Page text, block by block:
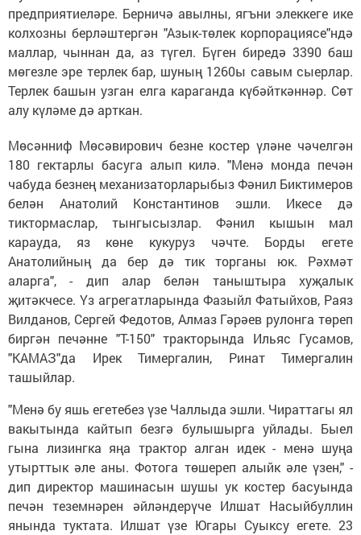
предприятиеләре. Берничә авылны, ягъни элеккеге ике
колхозны берләштергән "Азык-төлек корпорациясе"ндә
маллар, чыннан да, аз түгел. Бүген биредә 3390 баш
мөгезле эре терлек бар, шуның 1260ы савым сыерлар.
Терлек башын узган елга караганда күбәйткәннәр. Сөт
алу күләме дә арткан.
Мөсәнниф Мөсәвирович безне костер үләне чәчелгән
180 гектарлы басуга алып килә. "Менә монда печән
чабуда безнең механизаторларыбыз Фәнил Биктимеров
белән Анатолий Константинов эшли. Икесе дә
тиктормаслар, тынгысызлар. Фәнил кышын мал
карауда, яз көне кукуруз чәчте. Борды егете
Анатолийның да бер дә тик торганы юк. Рәхмәт
аларга", - дип алар белән таныштыра хуҗалык
җитәкчесе. Үз агрегатларында Фазыйл Фатыйхов, Раяз
Вилданов, Сергей Федотов, Алмаз Гәрәев рулонга төреп
биргән печәнне "Т-150" тракторында Ильяс Гусамов,
"КАМАЗ"да Ирек Тимергалин, Ринат Тимергалин
ташыйлар.
"Менә бу яшь егетебез үзе Чаллыда эшли. Чираттагы ял
вакытында кайтып безгә булышырга уйлады. Быел
гына лизингка яңа трактор алган идек - менә шуңа
утырттык әле аны. Фотога төшереп алыйк әле үзен," -
дип директор машинасын шушы ук костер басуында
печән теземнәрен әйләндерүче Илшат Насыйбуллин
янында туктата. Илшат үзе Югары Суыксу егете. 23